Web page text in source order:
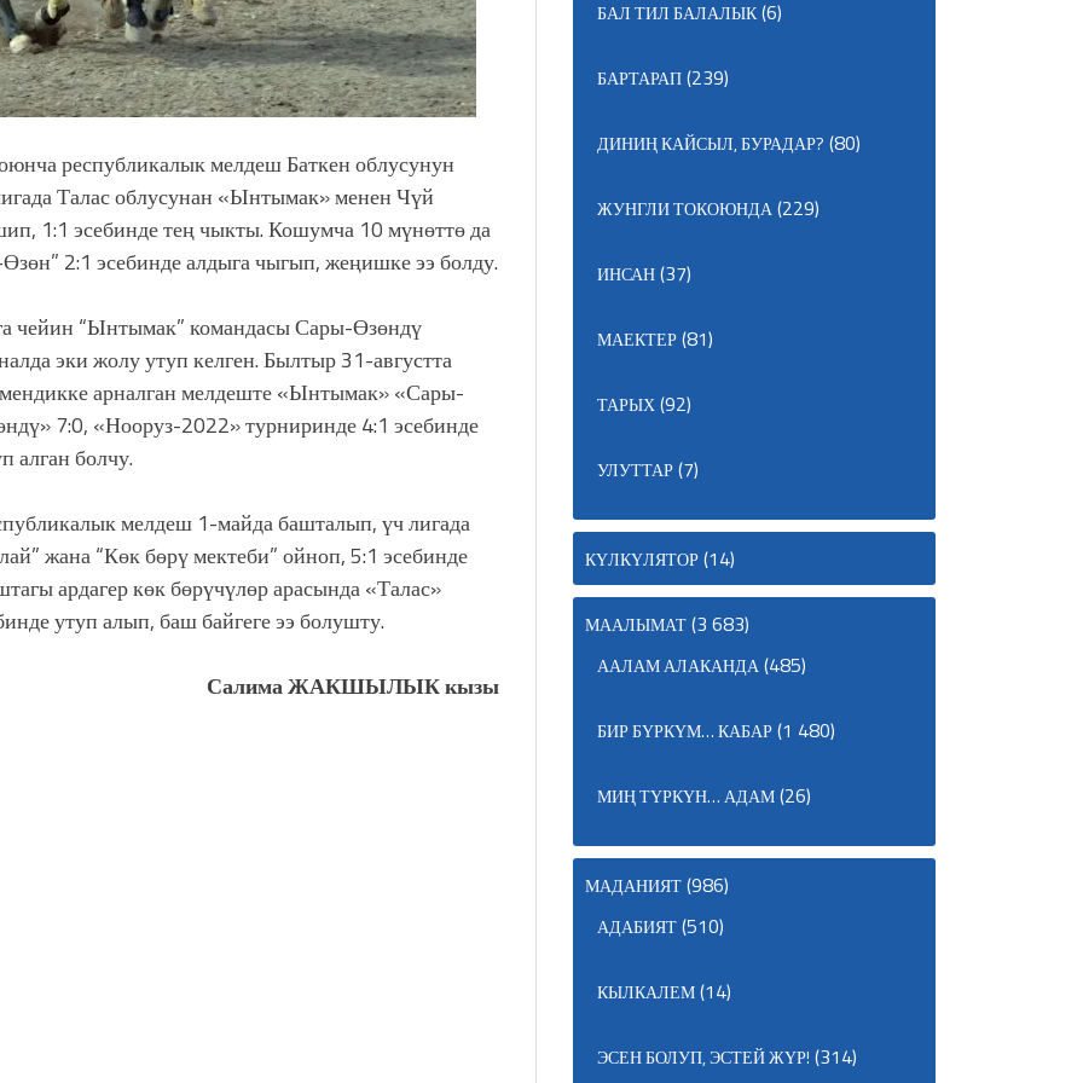
республикалык мелдеш Баткен облусунун
Талас облусунан «Ынтымак» менен Чүй
1:1 эсебинде тең чыкты. Кошумча 10 мүнөттө да
2:1 эсебинде алдыга чыгып, жеңишке ээ болду.
чейин “Ынтымак” командасы Сары-Өзөндү
эки жолу утуп келген. Былтыр 31-августта
арналган мелдеште «Ынтымак» «Сары-
7:0, «Нооруз-2022» турниринде 4:1 эсебинде
алган болчу.
мелдеш 1-майда башталып, үч лигада
жана “Көк бөрү мектеби” ойноп, 5:1 эсебинде
ардагер көк бөрүчүлөр арасында «Талас»
утуп алып, баш байгеге ээ болушту.
Салима ЖАКШЫЛЫК кызы
БАЛ ТИЛ БАЛАЛЫК(6)
БАРТАРАП(239)
ДИНИҢ КАЙСЫЛ, БУРАДАР? (80)
ЖУНГЛИ ТОКОЮНДА(229)
ИНСАН(37)
МАЕКТЕР(81)
ТАРЫХ(92)
УЛУТТАР(7)
КҮЛКҮЛЯТОР(14)
МААЛЫМАТ(3 683)
ААЛАМ АЛАКАНДА(485)
БИР БҮРКҮМ… КАБАР(1 480)
МИҢ ТҮРКҮН… АДАМ(26)
МАДАНИЯТ(986)
АДАБИЯТ(510)
КЫЛКАЛЕМ(14)
ЭСЕН БОЛУП, ЭСТЕЙ ЖҮР! (314)